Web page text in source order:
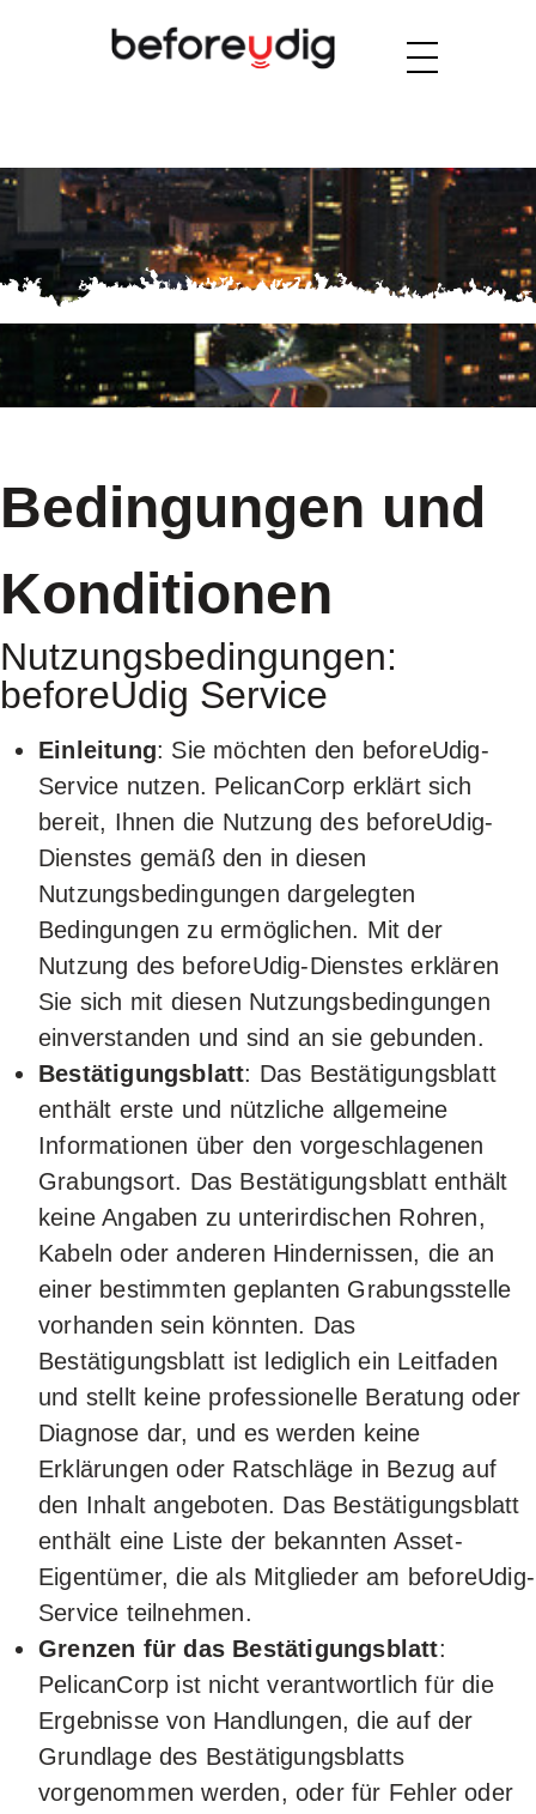
Bedingungen und
Konditionen
Nutzungsbedingungen:
beforeUdig Service
Einleitung: Sie möchten den beforeUdig-
Service nutzen. PelicanCorp erklärt sich
bereit, Ihnen die Nutzung des beforeUdig-
Dienstes gemäß den in diesen
Nutzungsbedingungen dargelegten
Bedingungen zu ermöglichen. Mit der
Nutzung des beforeUdig-Dienstes erklären
Sie sich mit diesen Nutzungsbedingungen
einverstanden und sind an sie gebunden.
Bestätigungsblatt: Das Bestätigungsblatt
enthält erste und nützliche allgemeine
Informationen über den vorgeschlagenen
Grabungsort. Das Bestätigungsblatt enthält
keine Angaben zu unterirdischen Rohren,
Kabeln oder anderen Hindernissen, die an
einer bestimmten geplanten Grabungsstelle
vorhanden sein könnten. Das
Bestätigungsblatt ist lediglich ein Leitfaden
und stellt keine professionelle Beratung oder
Diagnose dar, und es werden keine
Erklärungen oder Ratschläge in Bezug auf
den Inhalt angeboten. Das Bestätigungsblatt
enthält eine Liste der bekannten Asset-
Eigentümer, die als Mitglieder am beforeUdig-
Service teilnehmen.
Grenzen für das Bestätigungsblatt:
PelicanCorp ist nicht verantwortlich für die
Ergebnisse von Handlungen, die auf der
Grundlage des Bestätigungsblatts
vorgenommen werden, oder für Fehler oder